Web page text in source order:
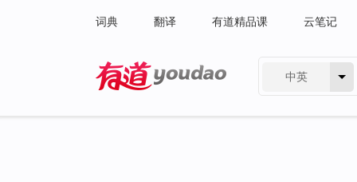
词典 翻译 有道精品课 云笔记
中英